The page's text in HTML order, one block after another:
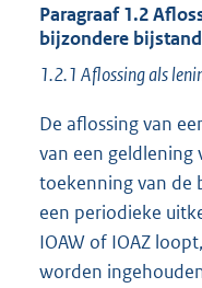
Paragraaf 1.2
bijzondere bijstand
1.2.1 Aflossing als
De aflossing van
van een geldlening
toekenning van de
een periodieke
IOAW of IOAZ
worden